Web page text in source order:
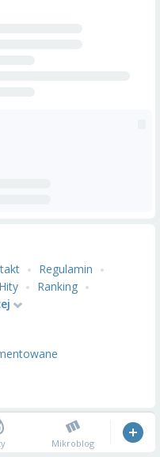
Regulamin
Hity
Ranking
Mikroblog